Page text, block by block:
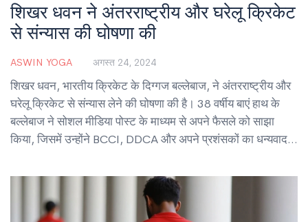
शिखर धवन ने अंतरराष्ट्रीय और घरेलू क्रिकेट
से संन्यास की घोषणा की
ASWIN YOGA अगस्त 24, 2024
शिखर धवन, भारतीय क्रिकेट के दिग्गज बल्लेबाज, ने अंतरराष्ट्रीय और
घरेलू क्रिकेट से संन्यास लेने की घोषणा की है। 38 वर्षीय बाएं हाथ के
बल्लेबाज ने सोशल मीडिया पोस्ट के माध्यम से अपने फैसले को साझा
किया, जिसमें उन्होंने BCCI, DDCA और अपने प्रशंसकों का धन्यवाद
मैच खेले हैं।